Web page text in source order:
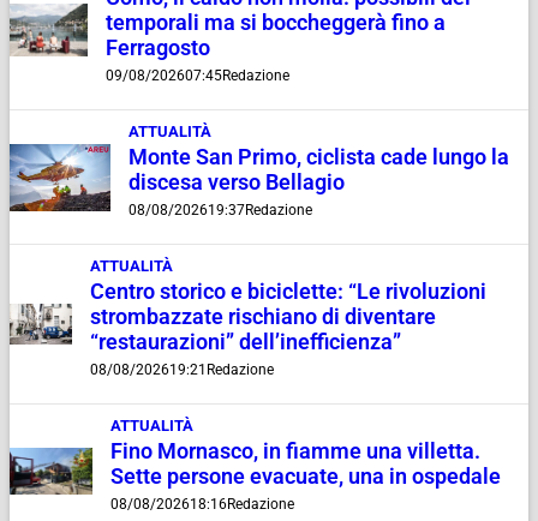
temporali ma si boccheggerà fino a
Ferragosto
09/08/202607:45Redazione
ATTUALITÀ
Monte San Primo, ciclista cade lungo la
discesa verso Bellagio
08/08/202619:37Redazione
ATTUALITÀ
Centro storico e biciclette: “Le rivoluzioni
strombazzate rischiano di diventare
“restaurazioni” dell’inefficienza”
08/08/202619:21 Redazione
ATTUALITÀ
Fino Mornasco, in fiamme una villetta.
Sette persone evacuate, una in ospedale
08/08/202618:16Redazione